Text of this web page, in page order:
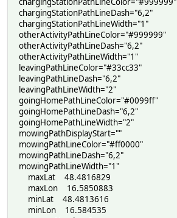
chargingStationPathLineDash="6,2"
chargingStationPathLineWidth="1"
otherActivityPathLineColor="#999999"
otherActivityPathLineDash="6,2"
otherActivityPathLineWidth="1"
leavingPathLineColor="#33cc33"
leavingPathLineDash="6,2"
leavingPathLineWidth="2"
goingHomePathLineColor="#0099ff"
goingHomePathLineDash="6,2"
goingHomePathLineWidth="2"
mowingPathDisplayStart=""
mowingPathLineColor="#ff0000"
mowingPathLineDash="6,2"
mowingPathLineWidth="1"
maxLat 48.4816829
maxLon 16.5850883
minLat 48.4813616
minLon 16.584535